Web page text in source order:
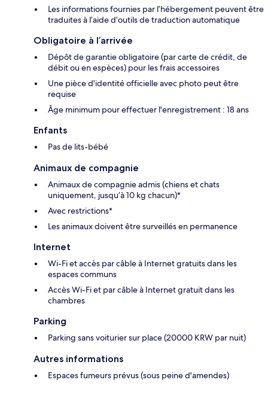
Les informations fournies par l’hébergement peuvent être
traduites à l’aide d’outils de traduction automatique
Obligatoire à l’arrivée
Dépôt de garantie obligatoire (par carte de crédit, de
débit ou en espèces) pour les frais accessoires
Une pièce d'identité officielle avec photo peut être
requise
Âge minimum pour effectuer l'enregistrement : 18 ans
Enfants
Pas de lits-bébé
Animaux de compagnie
Animaux de compagnie admis (chiens et chats
uniquement, jusqu’à 10 kg chacun)*
Avec restrictions*
Les animaux doivent être surveillés en permanence
Internet
Wi-Fi et accès par câble à Internet gratuits dans les
espaces communs
Accès Wi-Fi et par câble à Internet gratuit dans les
chambres
Parking
Parking sans voiturier sur place (20000 KRW par nuit)
Autres informations
Espaces fumeurs prévus (sous peine d'amendes)